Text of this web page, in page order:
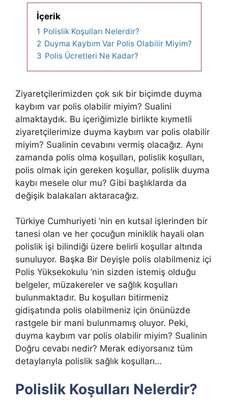
İçerik
1 Polislik Koşulları Nelerdir?
2 Duyma Kaybım Var Polis Olabilir Miyim?
3 Polis Ücretleri Ne Kadar?
Ziyaretçilerimizden çok sık bir biçimde duyma
kaybım var polis olabilir miyim? Sualini
almaktaydık. Bu içeriğimizle birlikte kıymetli
ziyaretçilerimize duyma kaybım var polis olabilir
miyim? Sualinin cevabını vermiş olacağız. Aynı
zamanda polis olma koşulları, polislik koşulları,
polis olmak için gereken koşullar, polislik duyma
kaybı mesele olur mu? Gibi başlıklarda da
değişik balakaları aktaracağız.
Türkiye Cumhuriyeti ’nin en kutsal işlerinden bir
tanesi olan ve her çocuğun miniklik hayali olan
polislik işi bilindiği üzere belirli koşullar altında
sunuluyor. Başka Bir Deyişle polis olabilmeniz içi
Polis Yüksekokulu ’nin sizden istemiş olduğu
belgeler, müzakereler ve sağlık koşulları
bulunmaktadır. Bu koşulları bitirmeniz
gidişatında polis olabilmeniz için önünüzde
rastgele bir mani bulunmamış oluyor. Peki,
duyma kaybım var polis olabilir miyim? Sualinin
Doğru cevabı nedir? Merak ediyorsanız tüm
detaylarıyla polislik sağlık koşulları…
Polislik Koşulları Nelerdir?